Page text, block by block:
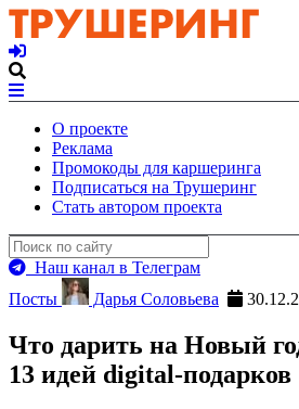
О проекте
Реклама
Промокоды для каршеринга
Подписаться на Трушеринг
Стать автором проекта
Наш канал в Телеграм
Посты
Дарья Соловьева
Что дарить на Новый
13 идей digital-подарков